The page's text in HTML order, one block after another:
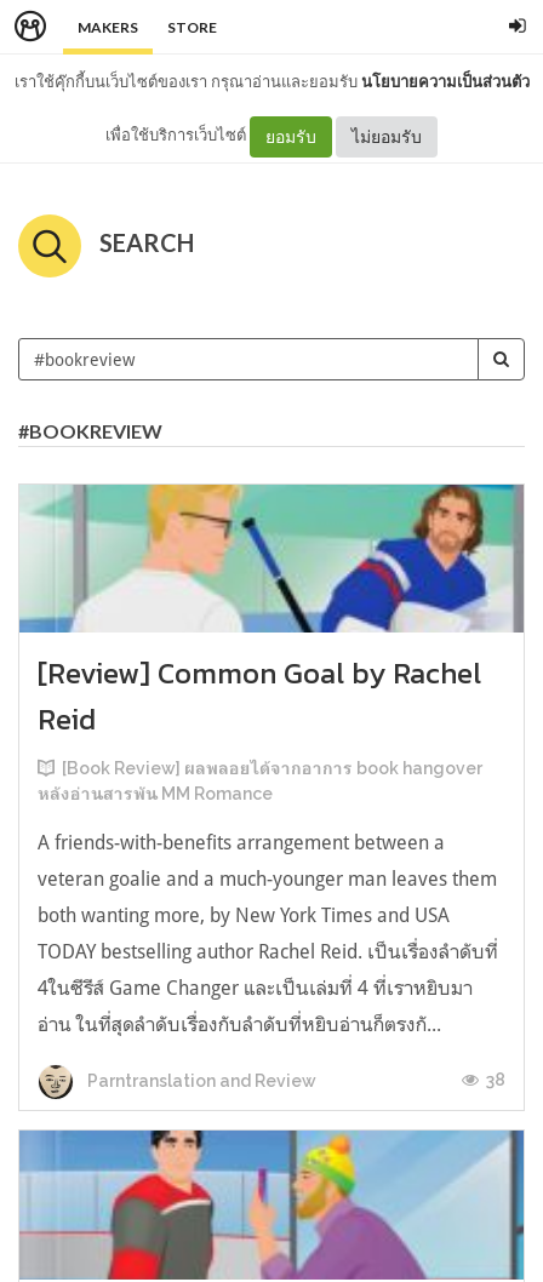
MAKERS STORE
เราใช้คุ๊กกี้บนเว็บไซต์ของเรา กรุณาอ่านและยอมรับนโยบายความเป็นส่วนตัว
เพื่อใช้บริการเว็บไซต์ ยอมรับ ไม่ยอมรับ
SEARCH
#BOOKREVIEW
[Review] Common Goal by Rachel
Reid
[Book Review] ผลพลอยได้จากอาการ book hangover
หลังอ่านสารพัน MM Romance
A friends-with-benefits arrangement between a
veteran goalie and a much-younger man leaves them
both wanting more, by New York Times and USA
TODAY bestselling author Rachel Reid. เป็นเรื่องลำดับที่
4ในซีรีส์ Game Changer และเป็นเล่มที่ 4 ที่เราหยิบมา
อ่าน ในที่สุดลำดับเรื่องกับลำดับที่หยิบอ่านก็ตรงกั...
Parntranslation and Review 38